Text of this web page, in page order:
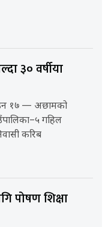
३० वर्षीया
१७ — अछामको
गहिल
करिब
पोषण शिक्षा